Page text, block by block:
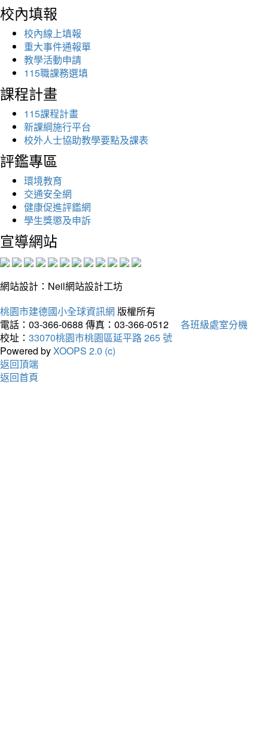
校內填報
校內線上填報
重大事件通報單
教學活動申請
115職課務選填
課程計畫
115課程計畫
新課綱施行平台
校外人士協助教學要點及課表
評鑑專區
環境教育
交通安全網
健康促進評鑑網
學生獎懲及申訴
宣導網站
網站設計：Neil網站設計工坊
桃園市建德國小全球資訊網 版權所有
電話：03-366-0688 傳真：03-366-0512
各班級處室分機
校址： 33070桃園市桃園區延平路 265 號
Powered byXOOPS 2.0 (c)
返回頂端
返回首頁